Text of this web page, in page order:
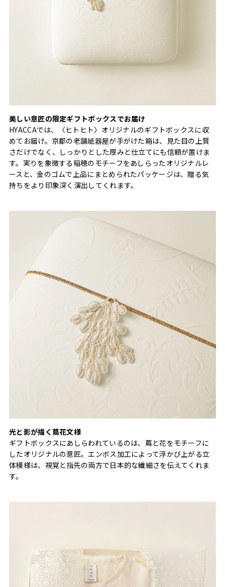
美しい意匠の限定ギフトボックスでお届け
HYACCAでは、〈ヒトヒト〉オリジナルのギフトボックスに収
めてお届け。京都の老舗紙器屋が手がけた箱は、見た目の上質
さだけでなく、しっかりとした厚みと仕立てにも信頼が置けま
す。実りを象徴する稲穂のモチーフをあしらったオリジナルレ
ースと、金のゴムで上品にまとめられたパッケージは、贈る気
持ちをより印象深く演出してくれます。
光と影が描く蔦花文様
ギフトボックスにあしらわれているのは、蔦と花をモチーフに
したオリジナルの意匠。エンボス加工によって浮かび上がる立
体模様は、視覚と指先の両方で日本的な繊細さを伝えてくれま
す。